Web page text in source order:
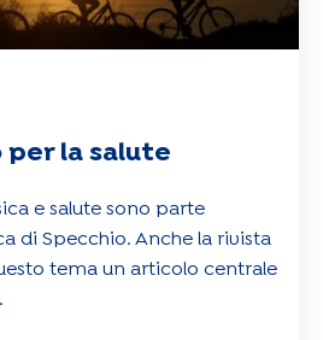
per la salute
e salute sono parte
di Specchio. Anche la rivista
tema un articolo centrale